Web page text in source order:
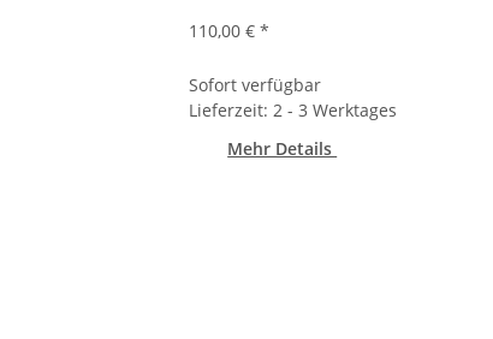
110,00 €*
Sofort verfügbar
Lieferzeit: 2 - 3 Werktages
Mehr Details